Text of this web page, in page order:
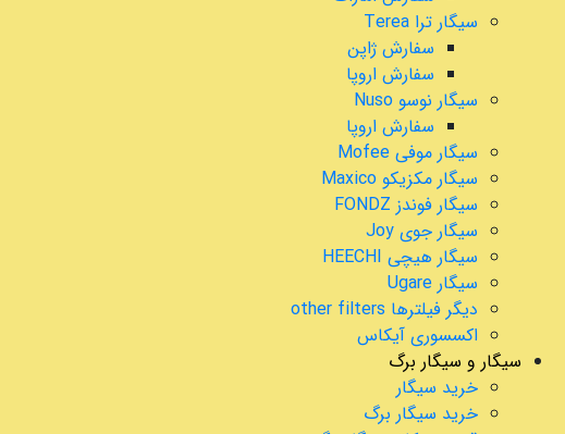
سیگار ترا Terea
سفارش ژاپن
سفارش اروپا
سیگار نوسو Nuso
سفارش اروپا
سیگار موفی Mofee
سیگار مکزیکو Maxico
سیگار فوندز FONDZ
سیگار جوی Joy
سیگار هیچی HEECHI
سیگار Ugare
دیگر فیلترها other filters
اکسسوری آیکاس
سیگار و سیگار برگ
خرید سیگار
خرید سیگار برگ